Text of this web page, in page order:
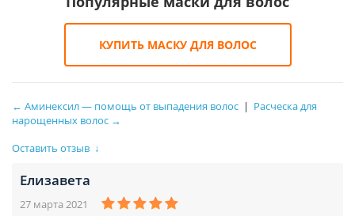
КУПИТЬ МАСКУ ДЛЯ ВОЛОС
← Аминексил — помощь от выпадения волос | Расческа для
нарощенных волос →
Оставить отзыв ↓
Елизавета
27 марта 2021